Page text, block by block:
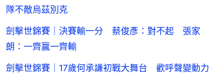
隊不敵烏茲別克
劍擊世錦賽｜決賽輸一分 蔡俊彥：對不起 張家
朗：一齊贏一齊輸
劍擊世錦賽｜17歲何承謙初戰大舞台 歡呼聲變動力